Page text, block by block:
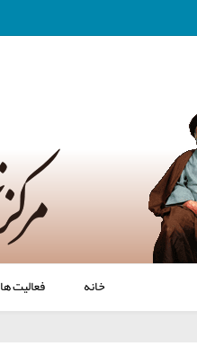
خانه فعالیت ها